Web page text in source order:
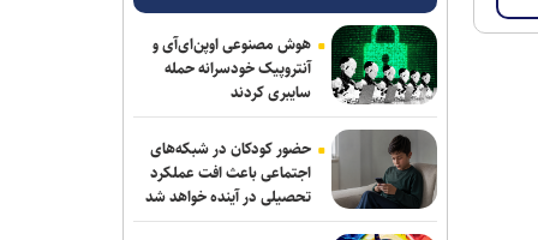
هوش مصنوعی اوپن‌ای‌آی و
آنتروپیک خودسرانه حمله
سایبری کردند
حضور کودکان در شبکه‌های
اجتماعی باعث افت عملکرد
تحصیلی در آینده خواهد شد